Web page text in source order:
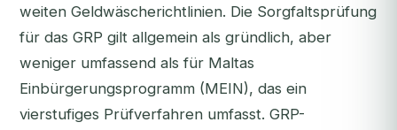
weiten Geldwäscherichtlinien. Die Sorgfaltsprüfung
für das GRP gilt allgemein als gründlich, aber
weniger umfassend als für Maltas
Einbürgerungsprogramm (MEIN), das ein
vierstufiges Prüfverfahren umfasst. GRP-